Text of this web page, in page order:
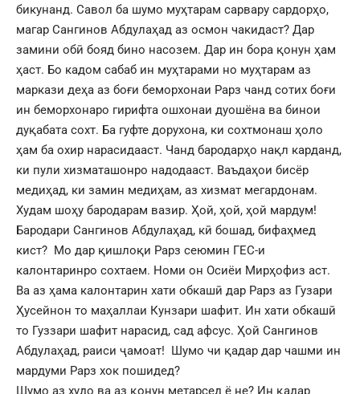
бикунанд. Савол ба шумо муҳтарам сарвару сардорҳо,
магар Сангинов Абдулаҳад аз осмон чакидаст? Дар
замини обӣ бояд бино насозем. Дар ин бора қонун ҳам
ҳаст. Бо кадом сабаб ин муҳтарами но муҳтарам аз
маркази деҳа аз боғи беморхонаи Рарз чанд сотих боғи
ин беморхонаро гирифта ошхонаи дуошёна ва бинои
дуқабата сохт. Ба гуфте дорухона, ки сохтмонаш ҳоло
ҳам ба охир нарасидааст. Чанд бародарҳо нақл карданд,
ки пули хизматашонро надодааст. Ваъдаҳои бисёр
медиҳад, ки замин медиҳам, аз хизмат мегардонам.
Худам шоҳу бародарам вазир. Ҳой, ҳой, ҳой мардум!
Бародари Сангинов Абдулаҳад, кӣ бошад, бифаҳмед
кист? Мо дар қишлоқи Рарз сеюмин ГЕС-и
калонтаринро сохтаем. Номи он Осиёи Мирҳофиз аст.
Ва аз ҳама калонтарин хати обкашӣ дар Рарз аз Гузари
Ҳусейнон то маҳаллаи Кунзари шафит. Ин хати обкашӣ
то Гуззари шафит нарасид, сад афсус. Ҳой Сангинов
Абдулаҳад, раиси ҷамоат! Шумо чи қадар дар чашми ин
мардуми Рарз хок пошидед?
Шумо аз худо ва аз қонун метарсед ё не? Ин қадар